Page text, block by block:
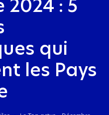
2024 : 5
qui
les Pays